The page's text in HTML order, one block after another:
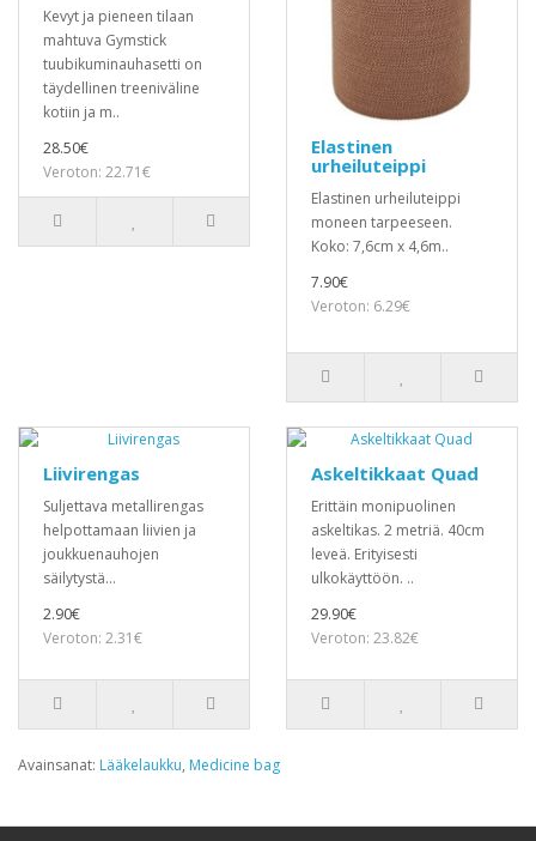
Kevyt ja pieneen tilaan
mahtuva Gymstick
tuubikuminauhasetti on
täydellinen treeniväline
kotiin ja m..
28.50€
Veroton: 22.71€
Elastinen
urheiluteippi
Elastinen urheiluteippi
moneen tarpeeseen.
Koko: 7,6cm x 4,6m..
7.90€
Veroton: 6.29€
Liivirengas
Suljettava metallirengas
helpottamaan liivien ja
joukkuenauhojen
säilytystä...
2.90€
Veroton: 2.31€
Askeltikkaat Quad
Erittäin monipuolinen
askeltikas. 2 metriä. 40cm
leveä. Erityisesti
ulkokäyttöön. ..
29.90€
Veroton: 23.82€
Avainsanat: Lääkelaukku, Medicine bag